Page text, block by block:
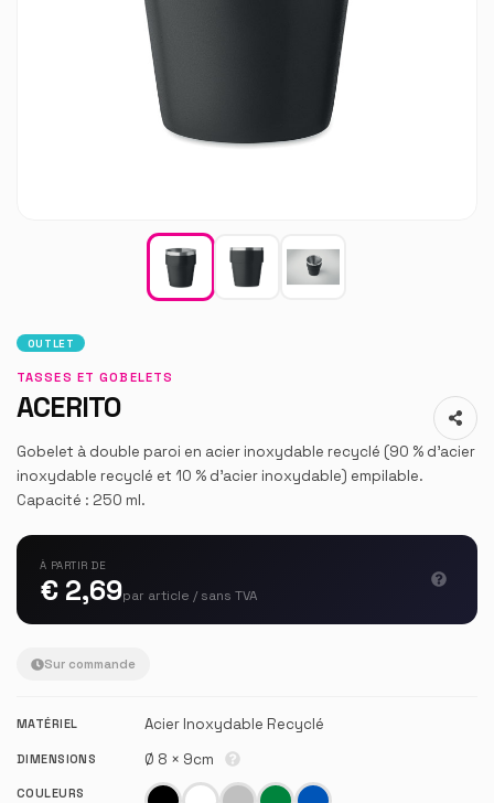
OUTLET
TASSES ET GOBELETS
ACERITO
Gobelet à double paroi en acier inoxydable recyclé (90 % d'acier
inoxydable recyclé et 10 % d'acier inoxydable) empilable.
Capacité : 250 ml.
À PARTIR DE
€ 2,69par article / sans TVA
Sur commande
MATÉRIEL Acier Inoxydable Recyclé
DIMENSIONS Ø 8 × 9cm
COULEURS